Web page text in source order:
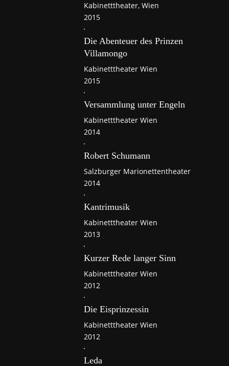
Kabinetttheater, Wien
2015
Die Abenteuer des Prinzen
Villamongo
Kabinetttheater Wien
2015
Versammlung unter Engeln
Kabinetttheater Wien
2014
Robert Schumann
Salzburger Marionettentheater
2014
Kantrimusik
Kabinetttheater Wien
2013
Kurzer Rede langer Sinn
Kabinetttheater Wien
2012
Die Eisprinzessin
Kabinetttheater Wien
2012
Leda